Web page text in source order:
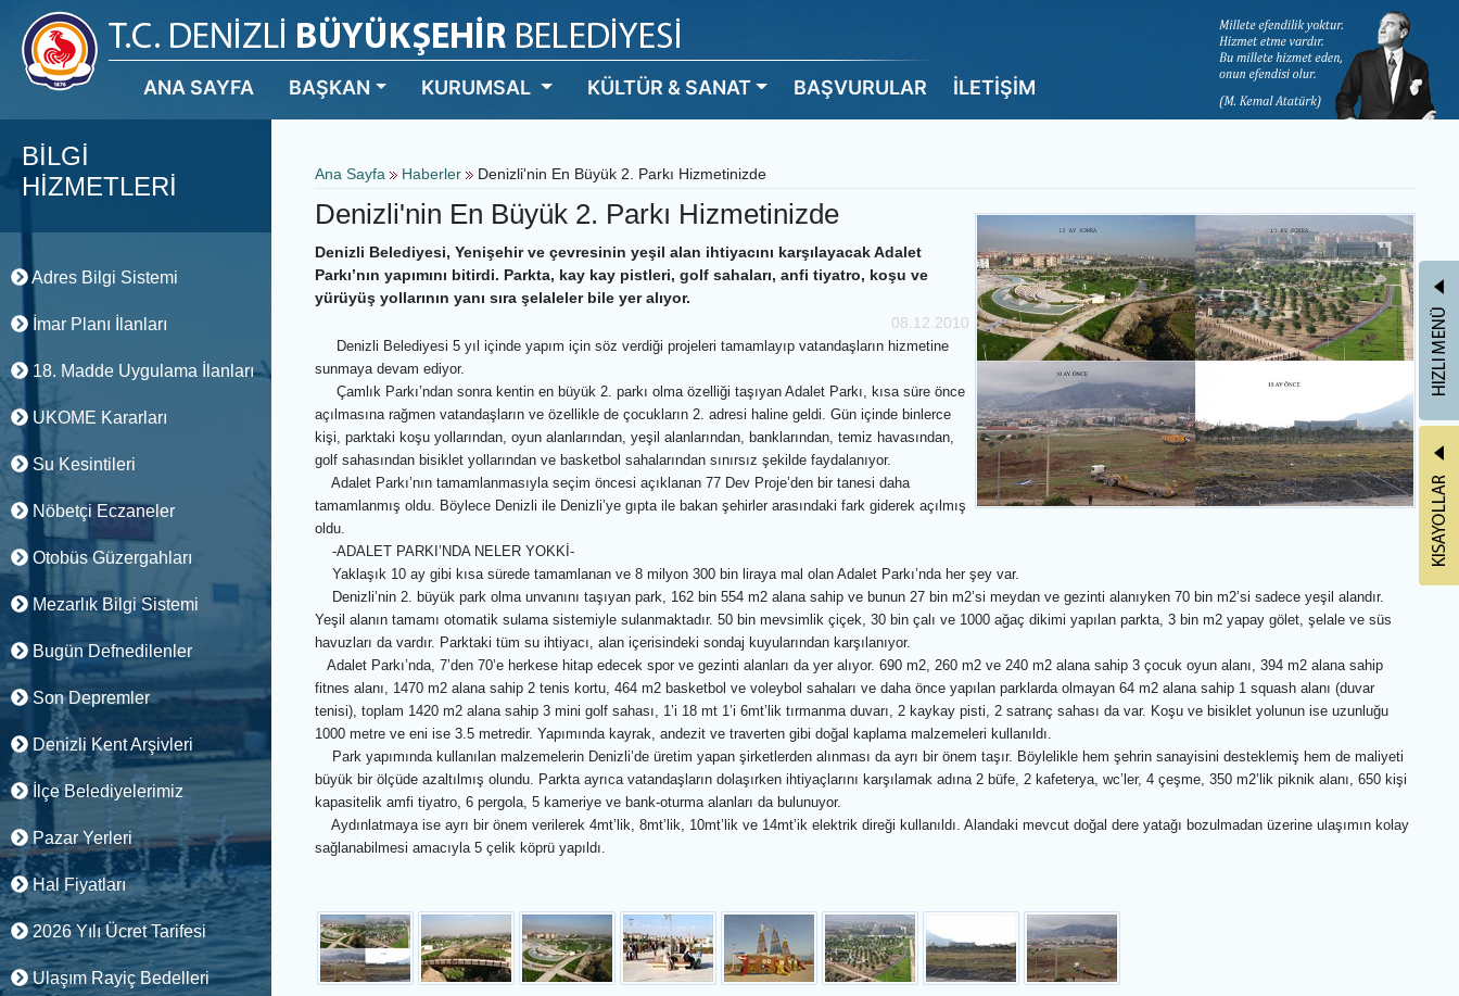
ANA SAYFA BAŞKAN KURUMSAL KÜLTÜR & SANAT BAŞVURULAR İLETİŞİM
BİLGİ
HİZMETLERİ
Adres Bilgi Sistemi
İmar Planı İlanları
18. Madde Uygulama İlanları
UKOME Kararları
Su Kesintileri
Nöbetçi Eczaneler
Otobüs Güzergahları
Mezarlık Bilgi Sistemi
Bugün Defnedilenler
Son Depremler
Denizli Kent Arşivleri
İlçe Belediyelerimiz
Pazar Yerleri
Hal Fiyatları
2026 Yılı Ücret Tarifesi
Ulaşım Rayiç Bedelleri
Ana Sayfa Haberler Denizli'nin En Büyük 2. Parkı Hizmetinizde
Denizli'nin En Büyük 2. Parkı Hizmetinizde
Denizli Belediyesi, Yenişehir ve çevresinin yeşil alan ihtiyacını karşılayacak Adalet
Parkı’nın yapımını bitirdi. Parkta, kay kay pistleri, golf sahaları, anfi tiyatro, koşu ve
yürüyüş yollarının yanı sıra şelaleler bile yer alıyor.
08.12.2010
Denizli Belediyesi 5 yıl içinde yapım için söz verdiği projeleri tamamlayıp vatandaşların hizmetine
sunmaya devam ediyor.
Çamlık Parkı’ndan sonra kentin en büyük 2. parkı olma özelliği taşıyan Adalet Parkı, kısa süre önce
açılmasına rağmen vatandaşların ve özellikle de çocukların 2. adresi haline geldi. Gün içinde binlerce
kişi, parktaki koşu yollarından, oyun alanlarından, yeşil alanlarından, banklarından, temiz havasından,
golf sahasından bisiklet yollarından ve basketbol sahalarından sınırsız şekilde faydalanıyor.
Adalet Parkı’nın tamamlanmasıyla seçim öncesi açıklanan 77 Dev Proje’den bir tanesi daha
tamamlanmış oldu. Böylece Denizli ile Denizli’ye gıpta ile bakan şehirler arasındaki fark giderek açılmış
oldu.
-ADALET PARKI’NDA NELER YOKKİ-
Yaklaşık 10 ay gibi kısa sürede tamamlanan ve 8 milyon 300 bin liraya mal olan Adalet Parkı’nda her şey var.
Denizli’nin 2. büyük park olma unvanını taşıyan park, 162 bin 554 m2 alana sahip ve bunun 27 bin m2’si meydan ve gezinti alanıyken 70 bin m2’si sadece yeşil alandır.
Yeşil alanın tamamı otomatik sulama sistemiyle sulanmaktadır. 50 bin mevsimlik çiçek, 30 bin çalı ve 1000 ağaç dikimi yapılan parkta, 3 bin m2 yapay gölet, şelale ve süs
havuzları da vardır. Parktaki tüm su ihtiyacı, alan içerisindeki sondaj kuyularından karşılanıyor.
Adalet Parkı’nda, 7’den 70’e herkese hitap edecek spor ve gezinti alanları da yer alıyor. 690 m2, 260 m2 ve 240 m2 alana sahip 3 çocuk oyun alanı, 394 m2 alana sahip
fitnes alanı, 1470 m2 alana sahip 2 tenis kortu, 464 m2 basketbol ve voleybol sahaları ve daha önce yapılan parklarda olmayan 64 m2 alana sahip 1 squash alanı (duvar
tenisi), toplam 1420 m2 alana sahip 3 mini golf sahası, 1’i 18 mt 1’i 6mt’lik tırmanma duvarı, 2 kaykay pisti, 2 satranç sahası da var. Koşu ve bisiklet yolunun ise uzunluğu
1000 metre ve eni ise 3.5 metredir. Yapımında kayrak, andezit ve traverten gibi doğal kaplama malzemeleri kullanıldı.
Park yapımında kullanılan malzemelerin Denizli’de üretim yapan şirketlerden alınması da ayrı bir önem taşır. Böylelikle hem şehrin sanayisini desteklemiş hem de maliyeti
büyük bir ölçüde azaltılmış olundu. Parkta ayrıca vatandaşların dolaşırken ihtiyaçlarını karşılamak adına 2 büfe, 2 kafeterya, wc’ler, 4 çeşme, 350 m2’lik piknik alanı, 650 kişi
kapasitelik amfi tiyatro, 6 pergola, 5 kameriye ve bank-oturma alanları da bulunuyor.
Aydınlatmaya ise ayrı bir önem verilerek 4mt’lik, 8mt’lik, 10mt’lik ve 14mt’ik elektrik direği kullanıldı. Alandaki mevcut doğal dere yatağı bozulmadan üzerine ulaşımın kolay
sağlanabilmesi amacıyla 5 çelik köprü yapıldı.